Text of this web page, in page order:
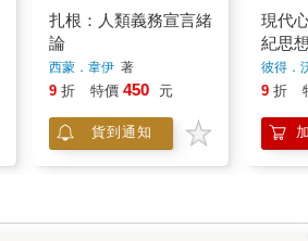
扎根：人類義務宣言緒
論
西蒙．韋伊 著
9 折 特價 450 元
貨到通知
現代
紀思
想脈
界，
彼得．
9 折